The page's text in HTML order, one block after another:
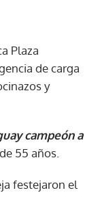
Plaza
de carga
y
campeón a
55 años.
festejaron el